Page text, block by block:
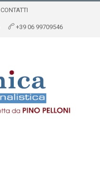
CONTATTI
+39 06 99709546